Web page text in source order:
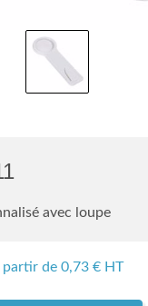
avec loupe
partir de 0,73€ HT